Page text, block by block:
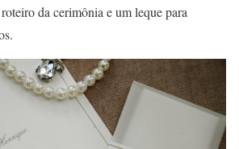
da cerimônia e um leque para